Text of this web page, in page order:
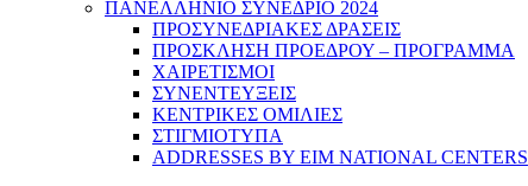
ΠΑΝΕΛΛΗΝΙΟ ΣΥΝΕΔΡΙΟ 2024
ΠΡΟΣΥΝΕΔΡΙΑΚΕΣ ΔΡΑΣΕΙΣ
ΠΡΟΣΚΛΗΣΗ ΠΡΟΕΔΡΟΥ – ΠΡΟΓΡΑΜΜΑ
ΧΑΙΡΕΤΙΣΜΟΙ
ΣΥΝΕΝΤΕΥΞΕΙΣ
ΚΕΝΤΡΙΚΕΣ ΟΜΙΛΙΕΣ
ΣΤΙΓΜΙΟΤΥΠΑ
ADDRESSES BY EIM NATIONAL CENTERS